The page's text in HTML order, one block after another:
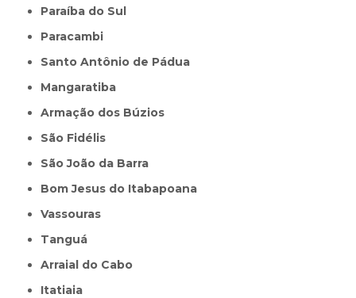
Paraíba do Sul
Paracambi
Santo Antônio de Pádua
Mangaratiba
Armação dos Búzios
São Fidélis
São João da Barra
Bom Jesus do Itabapoana
Vassouras
Tanguá
Arraial do Cabo
Itatiaia